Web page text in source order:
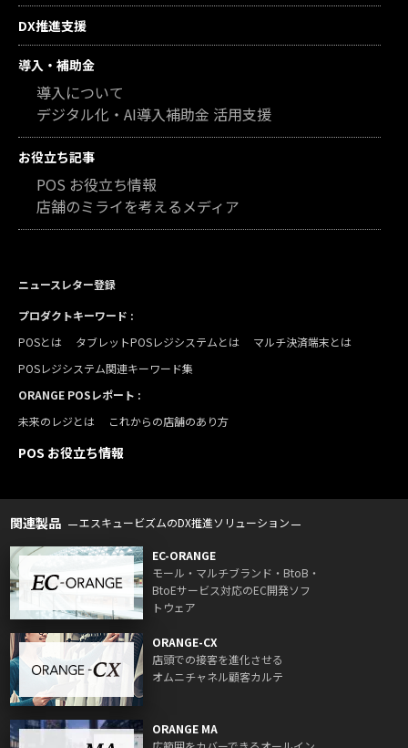
DX推進支援
導入・補助金
導入について
デジタル化・AI導入補助金 活用支援
お役立ち記事
POS お役立ち情報
店舗のミライを考えるメディア
ニュースレター登録
プロダクトキーワード :
POSとは
タブレットPOSレジシステムとは
マルチ決済端末とは
POSレジシステム関連キーワード集
ORANGE POSレポート :
未来のレジとは
これからの店舗のあり方
POS お役立ち情報
関連製品 エスキュービズムのDX推進ソリューション
EC-ORANGE
モール・マルチブランド・BtoB・
BtoEサービス対応のEC開発ソフ
トウェア
ORANGE-CX
店頭での接客を進化させる
オムニチャネル顧客カルテ
ORANGE MA